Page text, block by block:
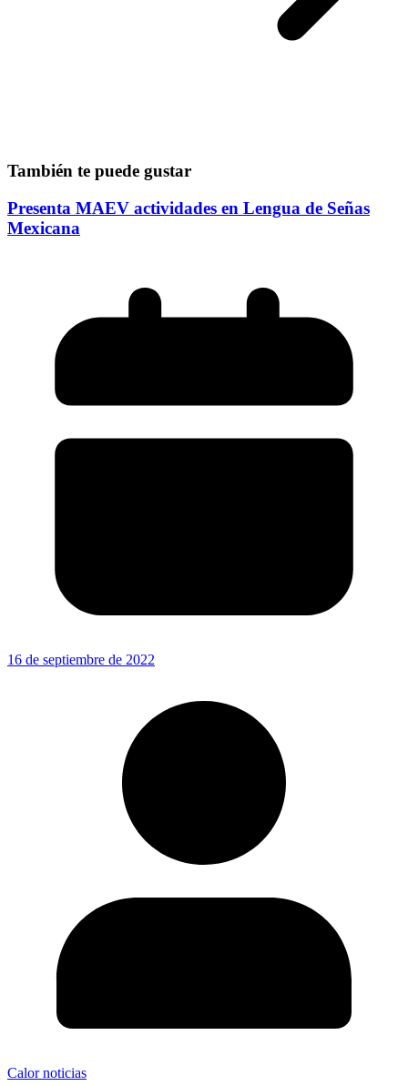
También te puede gustar
Presenta MAEV actividades en Lengua de Señas
Mexicana
16 de septiembre de 2022
Calor noticias